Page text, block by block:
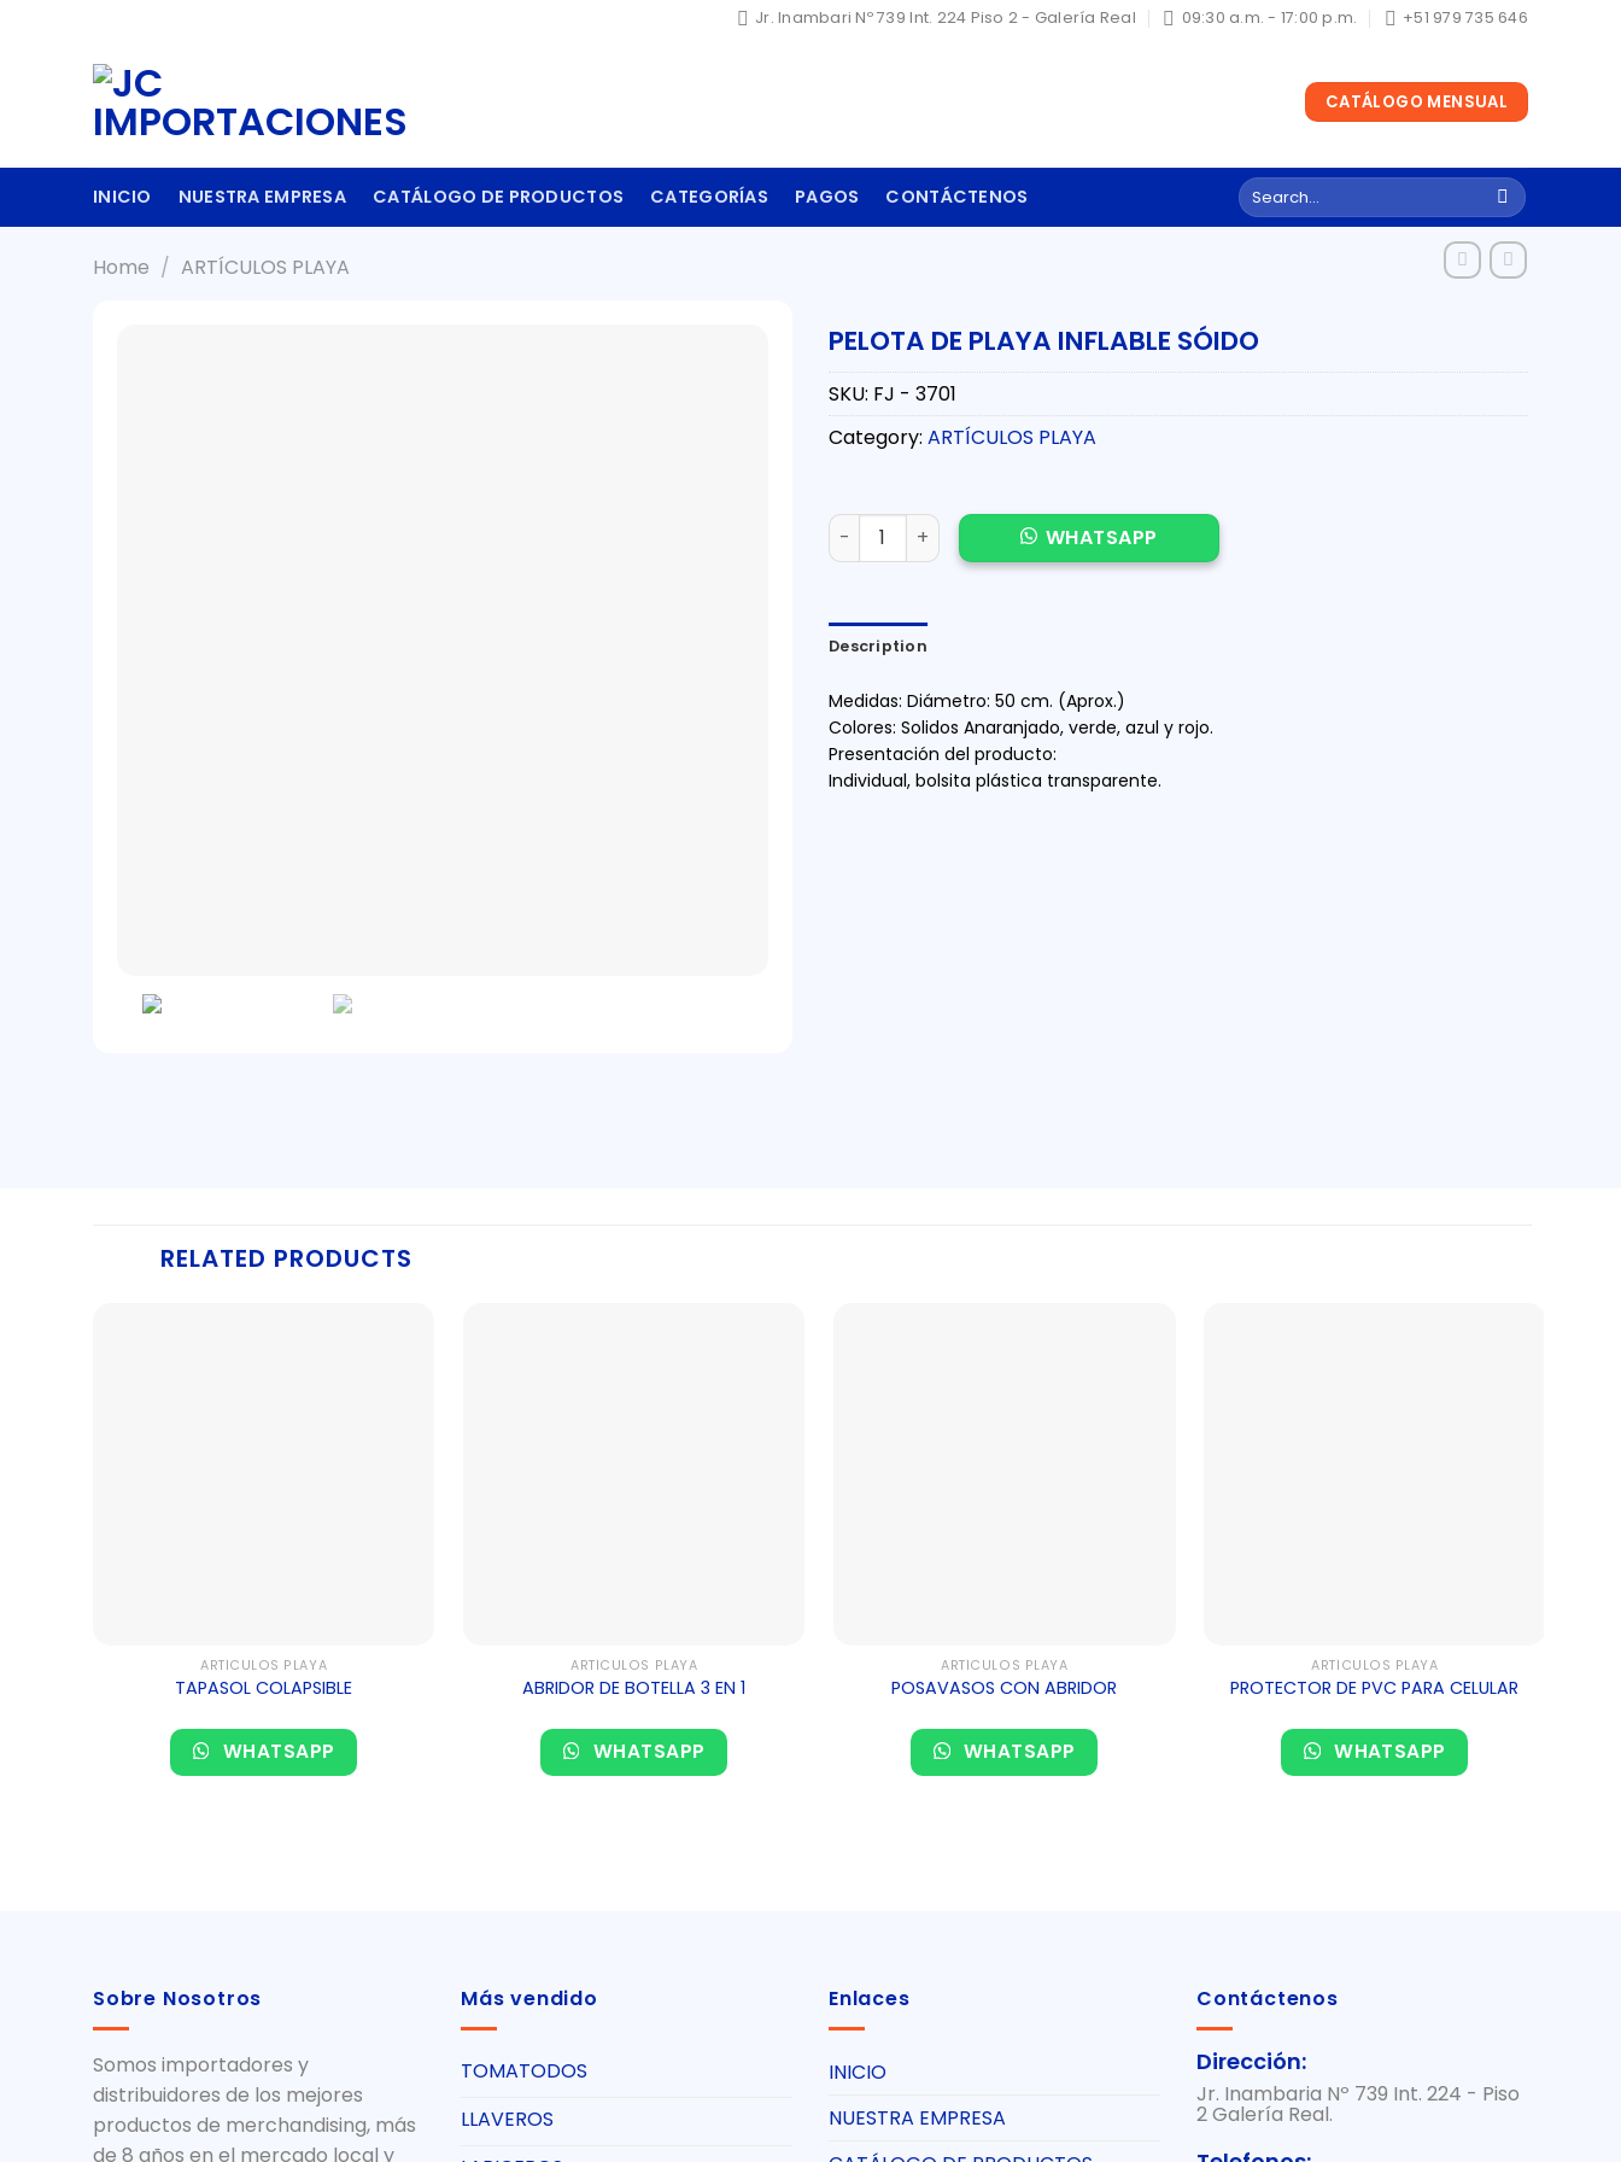
Jr. Inambari Nº 739 Int. 224 Piso 2 - Galería Real 09:30 a.m. - 17:00 p.m. +51 979 735 646
CATÁLOGO MENSUAL
INICIO NUESTRA EMPRESA CATÁLOGO DE PRODUCTOS CATEGORÍAS PAGOS CONTÁCTENOS
Search
for:
Home / ARTÍCULOS PLAYA
PELOTA DE PLAYA INFLABLE SÓIDO
SKU: FJ - 3701
Category: ARTÍCULOS PLAYA
PELOTA DE PLAYA INFLABLE SÓIDO quantity
WHATSAPP
Description
Medidas: Diámetro: 50 cm. (Aprox.)
Colores: Solidos Anaranjado, verde, azul y rojo.
Presentación del producto:
Individual, bolsita plástica transparente.
RELATED PRODUCTS
ARTÍCULOS PLAYA
TAPASOL COLAPSIBLE
WHATSAPP
ARTÍCULOS PLAYA
ABRIDOR DE BOTELLA 3 EN 1
WHATSAPP
ARTÍCULOS PLAYA
POSAVASOS CON ABRIDOR
WHATSAPP
ARTÍCULOS PLAYA
PROTECTOR DE PVC PARA CELULAR
WHATSAPP
Sobre Nosotros
Somos importadores y
distribuidores de los mejores
productos de merchandising, más
de 8 años en el mercado local y
Más vendido
TOMATODOS
LLAVEROS
Enlaces
INICIO
NUESTRA EMPRESA
Contáctenos
Dirección:
Jr. Inambaria Nº 739 Int. 224 - Piso
2 Galería Real.